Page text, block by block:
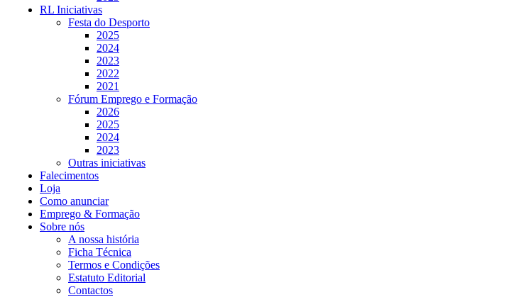
RL Iniciativas
Festa do Desporto
2025
2024
2023
2022
2021
Fórum Emprego e Formação
2026
2025
2024
2023
Outras iniciativas
Falecimentos
Loja
Como anunciar
Emprego & Formação
Sobre nós
A nossa história
Ficha Técnica
Termos e Condições
Estatuto Editorial
Contactos